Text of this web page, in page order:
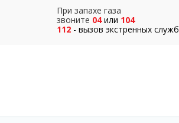
При запахе газа
звоните 04 или 104
112 - вызов экстренных служб